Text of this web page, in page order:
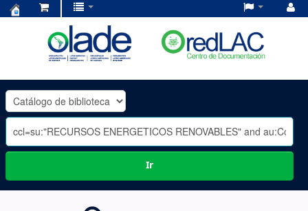
OLADE
-
Ir